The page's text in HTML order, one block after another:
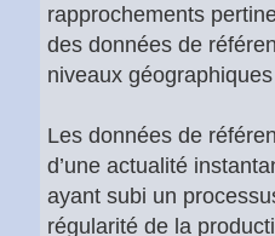
rapprochements
des données de
niveaux
Les données de
d’une actualité
ayant subi un
régularité de la